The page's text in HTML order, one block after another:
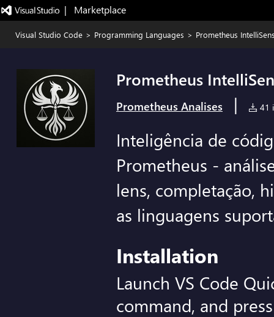
|   Marketplace
Visual Studio Code > Programming Languages > Prometheus
Prometheus
Prometheus Analises | 41
Inteligência de
Prometheus -
lens, completação,
as linguagens
Installation
Launch VS Code
command, and